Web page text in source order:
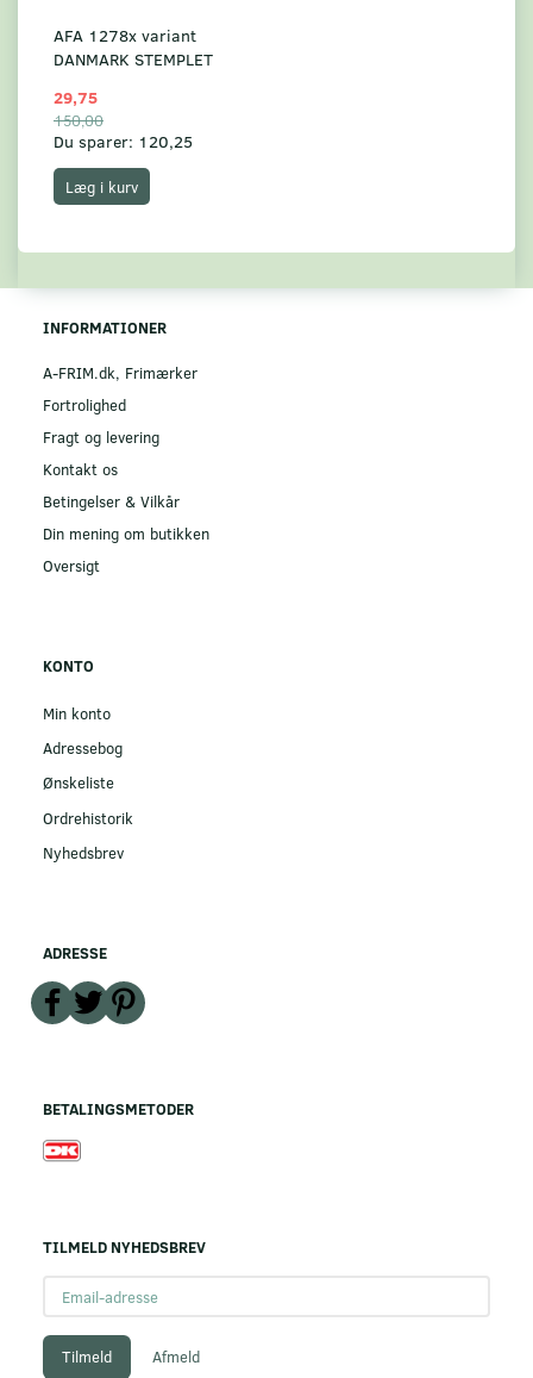
AFA 1278x variant
DANMARK STEMPLET
29,75
150,00
Du sparer: 120,25
Læg i kurv
INFORMATIONER
A-FRIM.dk, Frimærker
Fortrolighed
Fragt og levering
Kontakt os
Betingelser & Vilkår
Din mening om butikken
Oversigt
KONTO
Min konto
Adressebog
Ønskeliste
Ordrehistorik
Nyhedsbrev
ADRESSE
BETALINGSMETODER
TILMELD NYHEDSBREV
adresse
Tilmeld Afmeld